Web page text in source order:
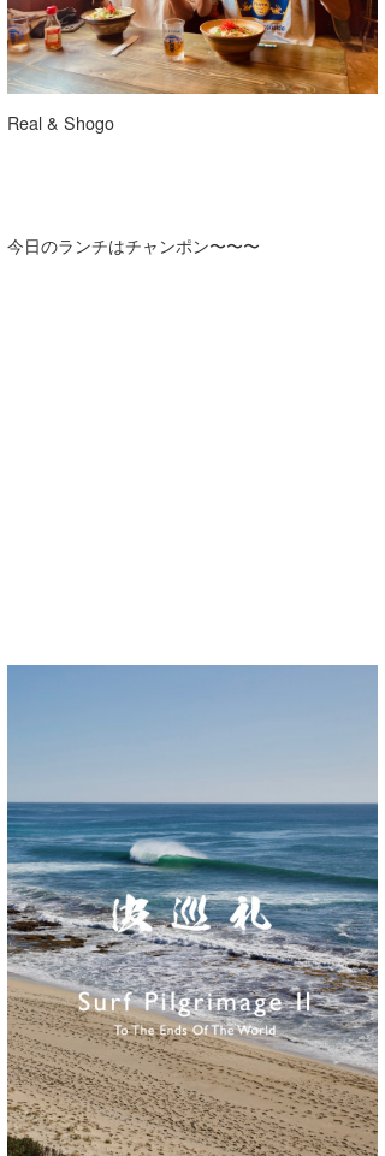
Real & Shogo
今日のランチはチャンポン〜〜〜